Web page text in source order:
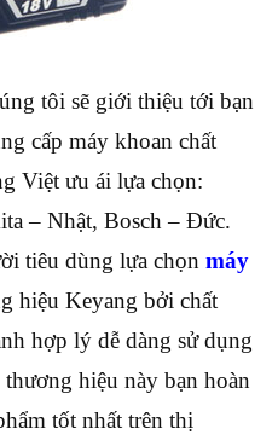
tôi sẽ giới thiệu tới bạn
cấp máy khoan chất
Việt ưu ái lựa chọn:
– Nhật, Bosch – Đức.
tiêu dùng lựa chọn máy
hiệu Keyang bởi chất
hợp lý dễ dàng sử dụng
hiệu này bạn hoàn
tốt nhất trên thị